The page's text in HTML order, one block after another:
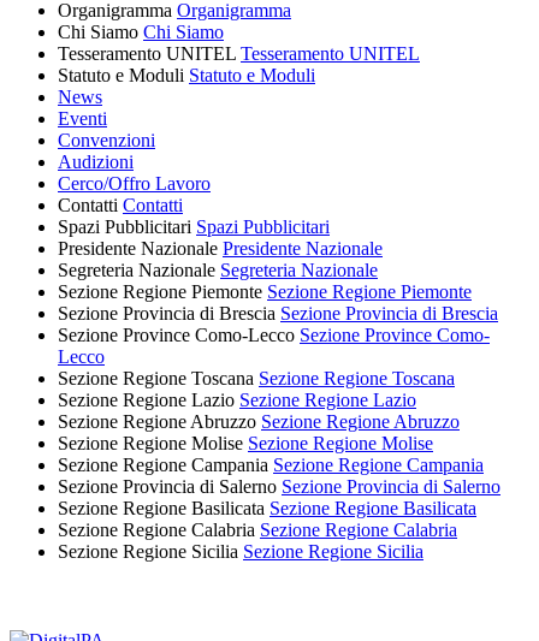
Organigramma Organigramma
Chi Siamo Chi Siamo
Tesseramento UNITEL Tesseramento UNITEL
Statuto e Moduli Statuto e Moduli
News
Eventi
Convenzioni
Audizioni
Cerco/Offro Lavoro
Contatti Contatti
Spazi Pubblicitari Spazi Pubblicitari
Presidente Nazionale Presidente Nazionale
Segreteria Nazionale Segreteria Nazionale
Sezione Regione Piemonte Sezione Regione Piemonte
Sezione Provincia di Brescia Sezione Provincia di Brescia
Sezione Province Como-Lecco Sezione Province Como-
Lecco
Sezione Regione Toscana Sezione Regione Toscana
Sezione Regione Lazio Sezione Regione Lazio
Sezione Regione Abruzzo Sezione Regione Abruzzo
Sezione Regione Molise Sezione Regione Molise
Sezione Regione Campania Sezione Regione Campania
Sezione Provincia di Salerno Sezione Provincia di Salerno
Sezione Regione Basilicata Sezione Regione Basilicata
Sezione Regione Calabria Sezione Regione Calabria
Sezione Regione Sicilia Sezione Regione Sicilia